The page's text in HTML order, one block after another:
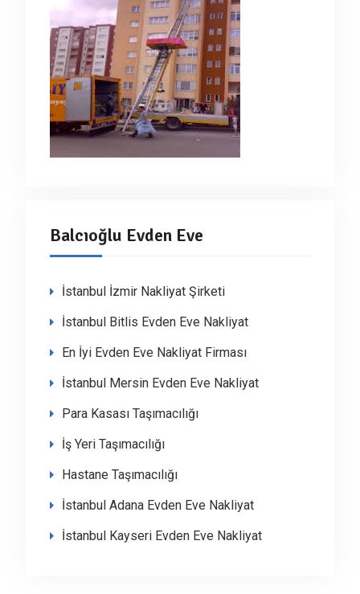
Balcıoğlu Evden Eve
İstanbul İzmir Nakliyat Şirketi
İstanbul Bitlis Evden Eve Nakliyat
En İyi Evden Eve Nakliyat Firması
İstanbul Mersin Evden Eve Nakliyat
Para Kasası Taşımacılığı
İş Yeri Taşımacılığı
Hastane Taşımacılığı
İstanbul Adana Evden Eve Nakliyat
İstanbul Kayseri Evden Eve Nakliyat